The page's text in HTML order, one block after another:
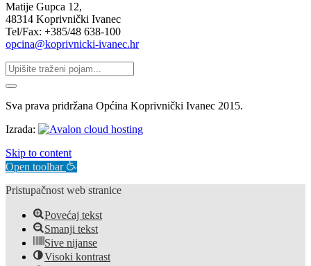
Matije Gupca 12,
48314 Koprivnički Ivanec
Tel/Fax: +385/48 638-100
opcina@koprivnicki-ivanec.hr
Sva prava pridržana Općina Koprivnički Ivanec 2015.
Izrada:
Skip to content
Open toolbar
Pristupačnost web stranice
Povećaj tekst
Smanji tekst
Sive nijanse
Visoki kontrast